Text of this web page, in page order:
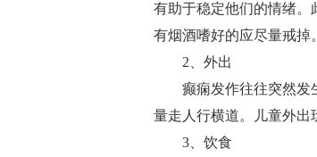
有助于稳定他们的情绪。
有烟酒嗜好的应尽量戒掉。
2、外出
癫痫发作往往突然发
量走人行横道。儿童外出
3、饮食